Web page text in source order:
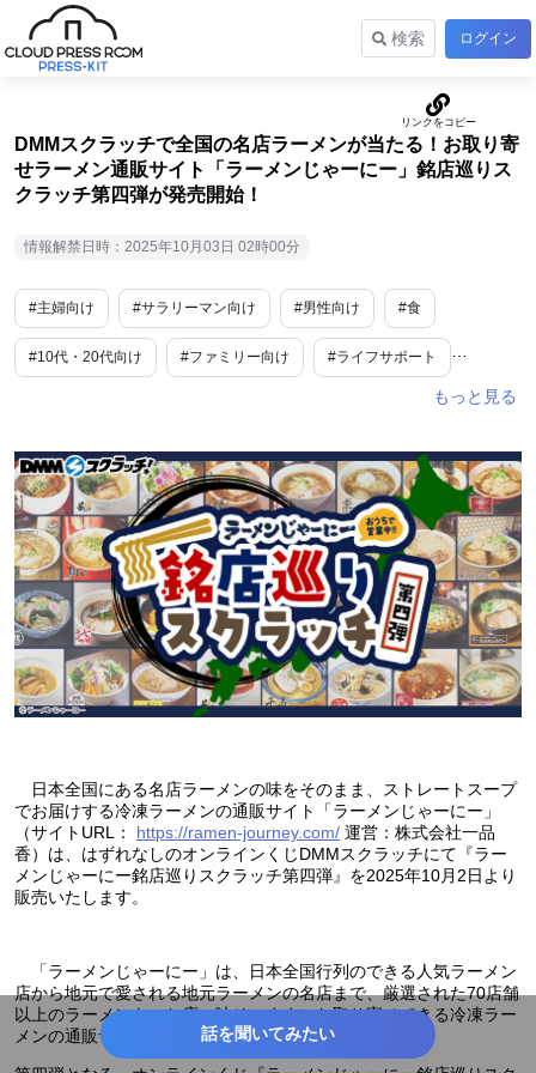
検索 ログイン
DMMスクラッチで全国の名店ラーメンが当たる！お取り寄
せラーメン通販サイト「ラーメンじゃーにー」銘店巡りス
クラッチ第四弾が発売開始！
情報解禁日時：2025年10月03日 02時00分
#主婦向け #サラリーマン向け #男性向け #食
#10代・20代向け #ファミリー向け #ライフサポート
日本全国にある名店ラーメンの味をそのまま、ストレートスープ
でお届けする冷凍ラーメンの通販サイト「ラーメンじゃーにー」
（サイトURL： https://ramen-journey.com/ 運営：株式会社一品
香）は、はずれなしのオンラインくじDMMスクラッチにて『ラー
メンじゃーにー銘店巡りスクラッチ第四弾』を2025年10月2日より
販売いたします。
「ラーメンじゃーにー」は、日本全国行列のできる人気ラーメン
店から地元で愛される地元ラーメンの名店まで、厳選された70店舗
以上のラーメンを、お店の味そのままにお取り寄せできる冷凍ラー
メンの通販サイトです。
話を聞いてみたい